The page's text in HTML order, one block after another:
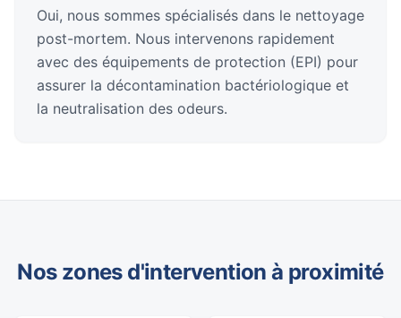
Oui, nous sommes spécialisés dans le nettoyage
post-mortem. Nous intervenons rapidement
avec des équipements de protection (EPI) pour
assurer la décontamination bactériologique et
la neutralisation des odeurs.
Nos zones d'intervention à proximité